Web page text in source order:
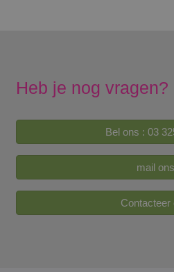
Heb je nog vragen?
Bel ons : 03
mail ons
Contacteer